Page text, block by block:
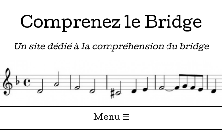
Comprenez le Bridge
Un site dédié à la compréhension du bridge
Menu ☰